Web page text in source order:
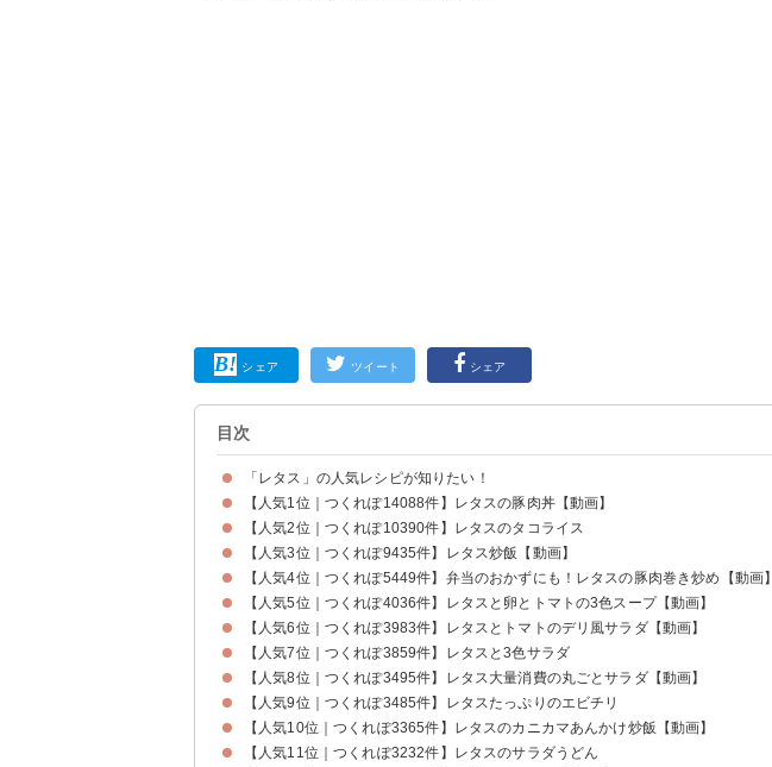
シェア ツイート シェア
目次
「レタス」の人気レシピが知りたい！
【人気1位｜つくれぽ14088件】レタスの豚肉丼【動画】
【人気2位｜つくれぽ10390件】レタスのタコライス
【人気3位｜つくれぽ9435件】レタス炒飯【動画】
【人気4位｜つくれぽ5449件】弁当のおかずにも！レタスの豚肉巻き炒め【動画】
【人気5位｜つくれぽ4036件】レタスと卵とトマトの3色スープ【動画】
【人気6位｜つくれぽ3983件】レタスとトマトのデリ風サラダ【動画】
【人気7位｜つくれぽ3859件】レタスと3色サラダ
【人気8位｜つくれぽ3495件】レタス大量消費の丸ごとサラダ【動画】
【人気9位｜つくれぽ3485件】レタスたっぷりのエビチリ
【人気10位｜つくれぽ3365件】レタスのカニカマあんかけ炒飯【動画】
【人気11位｜つくれぽ3232件】レタスのサラダうどん